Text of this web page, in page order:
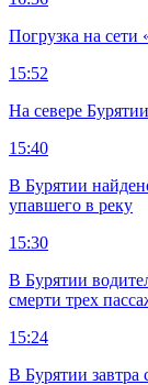
Погрузка на
15:52
На севере
15:40
В Бурятии
упавшего в реку
15:30
В Бурятии
смерти трех
15:24
В Бурятии завтра